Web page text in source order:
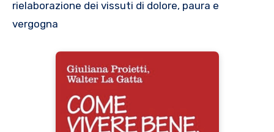
rielaborazione dei vissuti di dolore, paura e
vergogna